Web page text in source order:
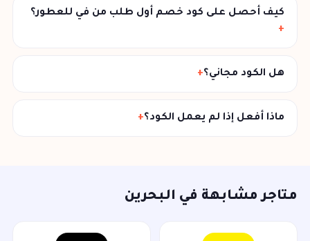
كيف أحصل على كود خصم أول طلب من في للعطور؟
هل الكود مجاني؟
ماذا أفعل إذا لم يعمل الكود؟
متاجر مشابهة في البحرين